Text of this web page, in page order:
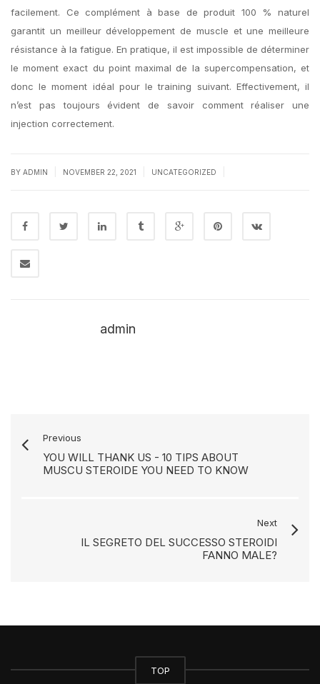
facilement. Ce complément à base de produit 100 % naturel
garantit un meilleur développement de muscle et une meilleure
résistance à la fatigue. En pratique, il est impossible de déterminer
le moment exact du point maximal de la supercompensation, et
donc le moment idéal pour le training suivant. Effectivement, il
n’est pas toujours évident de savoir comment réaliser une
injection correctement.
BY ADMIN NOVEMBER 22, 2021 UNCATEGORIZED
admin
Previous
YOU WILL THANK US - 10 TIPS ABOUT
MUSCU STEROIDE YOU NEED TO KNOW
Next
IL SEGRETO DEL SUCCESSO STEROIDI
FANNO MALE?
TOP